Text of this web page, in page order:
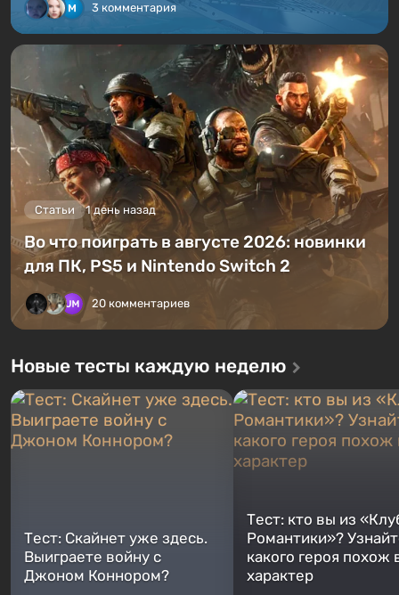
3 комментария
Статьи 1 день назад
Во что поиграть в августе 2026: новинки
для ПК, PS5 и Nintendo Switch 2
20 комментариев
Новые тесты каждую неделю
Тест: Скайнет уже здесь.
Выиграете войну с
Джоном Коннором?
Тест: кто вы из
Романтики»?
какого героя похож
характер